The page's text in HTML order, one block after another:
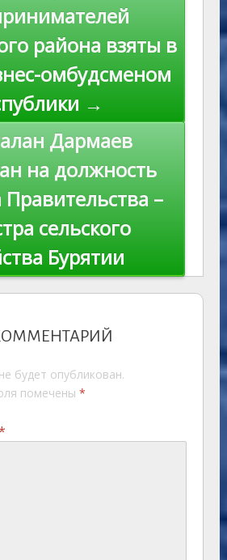
k
района взяты в
омбудсменом
→
Дармаев
на должность
–
сельского
Бурятии
будет опубликован.
помечены *